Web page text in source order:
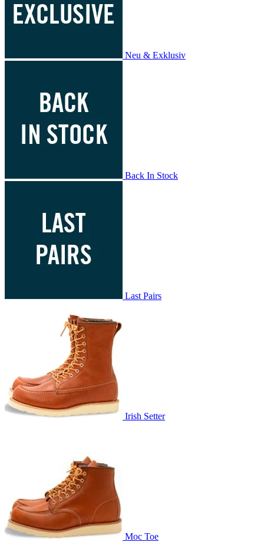
Neu & Exklusiv
Back In Stock
Last Pairs
Irish Setter
Moc Toe